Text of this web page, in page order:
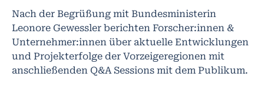
Nach der Begrüßung mit Bundesministerin
Leonore Gewessler berichten Forscher:innen &
Unternehmer:innen über aktuelle Entwicklungen
und Projekterfolge der Vorzeigeregionen mit
anschließenden Q&A Sessions mit dem Publikum.